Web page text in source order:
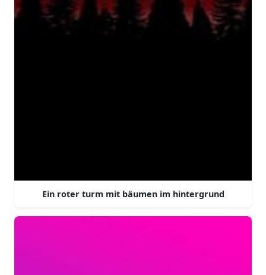
Ein roter turm mit bäumen im hintergrund